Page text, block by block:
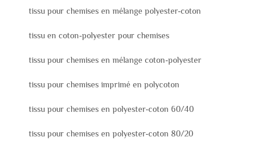
tissu pour chemises en mélange polyester-coton
tissu en coton-polyester pour chemises
tissu pour chemises en mélange coton-polyester
tissu pour chemises imprimé en polycoton
tissu pour chemises en polyester-coton 60/40
tissu pour chemises en polyester-coton 80/20